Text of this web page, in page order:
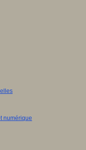
numérique